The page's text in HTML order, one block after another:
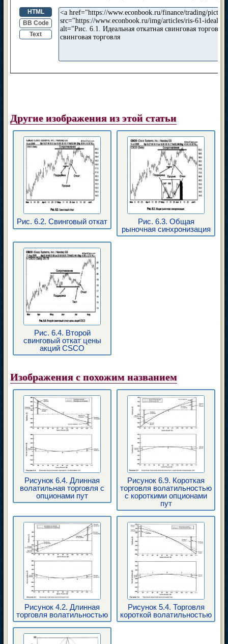
HTML
BB Code
Text
Другие изображения из этой статьи
Рис. 6.2. Свинговый откат
Рис. 6.3. Общая
рыночная синхронизация
Рис. 6.4. Второй
свинговый откат цены
акций CSCO
Изображения с похожим названием
Рисунок 6.4. Длинная
волатильная торговля с
опционами пут
Рисунок 6.9. Короткая
торговля волатильностью
с короткими опционами
пут
Рисунок 4.2. Длинная
торговля волатильностью
Рисунок 5.4. Торговля
короткой волатильностью